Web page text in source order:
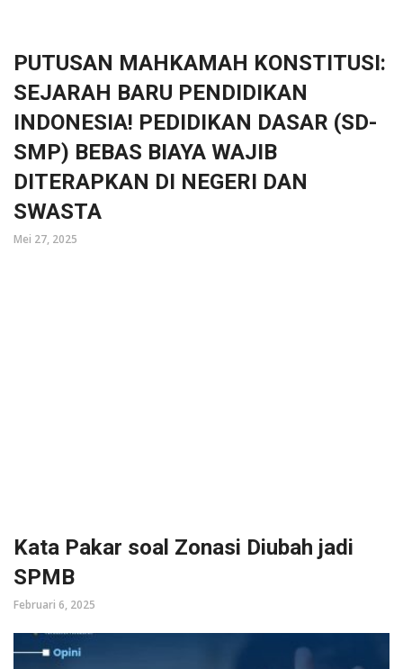
PUTUSAN MAHKAMAH KONSTITUSI:
SEJARAH BARU PENDIDIKAN
INDONESIA! PEDIDIKAN DASAR (SD-
SMP) BEBAS BIAYA WAJIB
DITERAPKAN DI NEGERI DAN
SWASTA
Mei 27, 2025
Kata Pakar soal Zonasi Diubah jadi
SPMB
Februari 6, 2025